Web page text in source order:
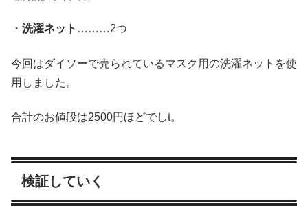
・ 洗濯ネット ………2つ
今回はダイソーで売られているマスク用の洗濯ネットを使
用しました。
合計のお値段は2500円ほどでしt。
検証していく